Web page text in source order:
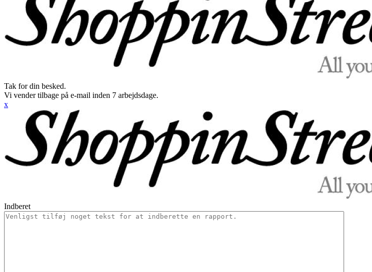
Tak for din besked.
Vi vender tilbage på e-mail inden 7 arbejdsdage.
x
Indberet